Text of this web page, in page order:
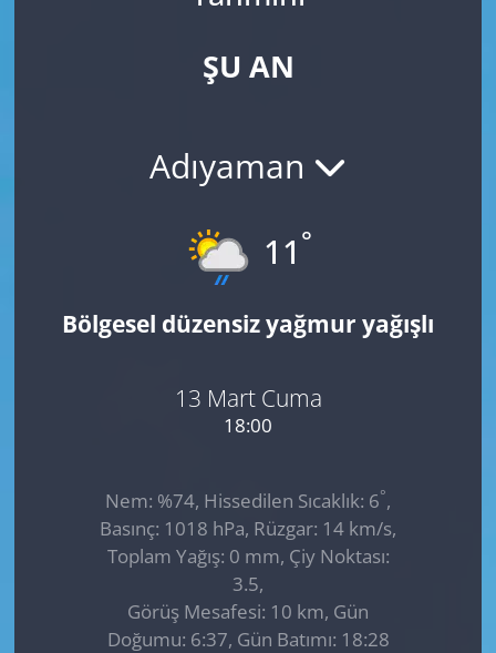
ŞU AN
Adıyaman
11 °
Bölgesel düzensiz yağmur yağışlı
13 Mart Cuma
18:00
Nem: %74, Hissedilen Sıcaklık: 6°,
Basınç: 1018 hPa, Rüzgar: 14 km/s,
Toplam Yağış: 0 mm, Çiy Noktası:
3.5,
Görüş Mesafesi: 10 km, Gün
Doğumu: 6:37, Gün Batımı: 18:28